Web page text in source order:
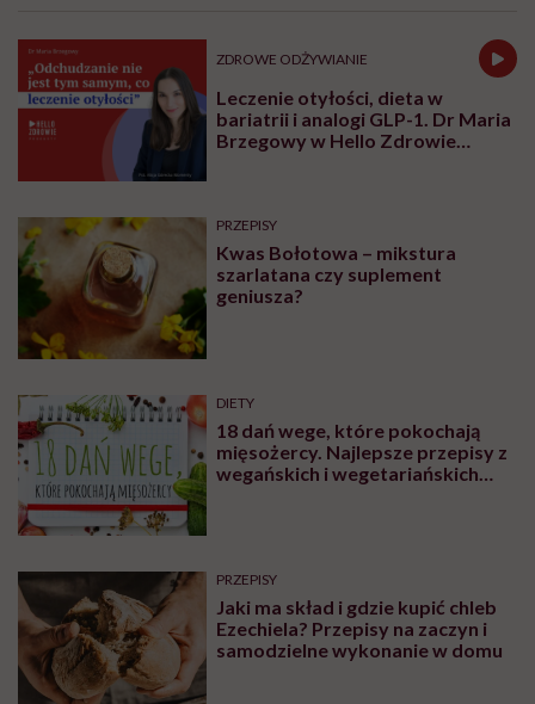
ZDROWE ODŻYWIANIE
Leczenie otyłości, dieta w
bariatrii i analogi GLP-1. Dr Maria
Brzegowy w Hello Zdrowie
PRZEPISY
Kwas Bołotowa – mikstura
szarlatana czy suplement
geniusza?
DIETY
18 dań wege, które pokochają
mięsożercy. Najlepsze przepisy z
wegańskich i wegetariańskich
PRZEPISY
Jaki ma skład i gdzie kupić chleb
Ezechiela? Przepisy na zaczyn i
samodzielne wykonanie w domu